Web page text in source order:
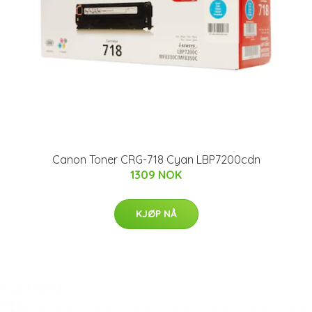
Canon Toner CRG-718 Cyan LBP7200cdn
1309 NOK
KJØP NÅ